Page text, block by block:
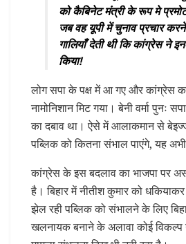
को कैबिनेट मंत्री के रूप मे
जब वह यूपी में चुनाव प्रचार
गालियाँ देती थी कि कांग्रेस ने
किया!
लोग सपा के पक्ष में आ गए और कांग्रेस
नामोनिशान मिट गया। बेनी वर्मा पुनः
का दबाव था। ऐसे में आलाकमान से
पब्लिक को कितना संभाल पाएंगे, यह अभी
कांग्रेस के इस बदलाव का भाजपा पर
है। बिहार में नीतीश कुमार को
झेल रही पब्लिक को संभालने के लिए
खलनायक बनाने के अलावा कोई